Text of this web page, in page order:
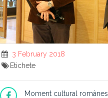
3 February 2018
Etichete
Moment cultural